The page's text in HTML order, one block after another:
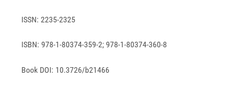
ISSN: 2235-2325
ISBN: 978-1-80374-359-2; 978-1-80374-360-8
Book DOI: 10.3726/b21466